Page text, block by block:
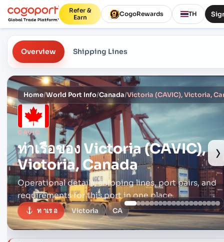
Refer &
Earn
CogoRewards TH
Overview Shipping Lines
Home/World Port Info/Canada/Victoria (CAVIC), Victoria,
CAVIC
ท่าเรือของVictoria (CAVIC),
Victoria, Canada
Operational details, shipping lines, port pairs, and
requirements for this port in one place.
ท าเร อ Victoria CA
›